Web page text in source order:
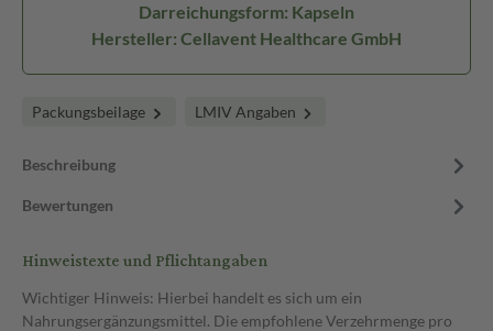
Darreichungsform: Kapseln
Hersteller: Cellavent Healthcare GmbH
Packungsbeilage LMIV Angaben
Beschreibung
Bewertungen
Hinweistexte und Pflichtangaben
Wichtiger Hinweis: Hierbei handelt es sich um ein
Nahrungsergänzungsmittel. Die empfohlene Verzehrmenge pro